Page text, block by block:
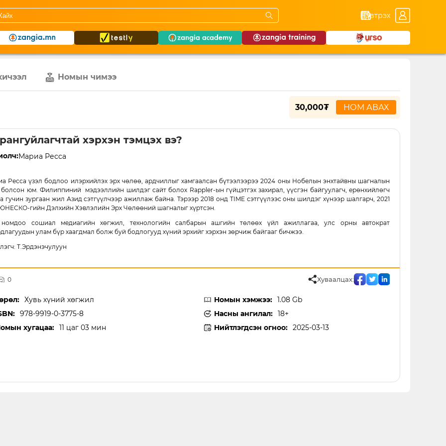
Нэвтрэх
Номын чимээ
30,000₮ НОМ АВАХ
хэрхэн тэмцэх вэ?
Мариа Ресса
Ресса үзэл бодлоо илэрхийлэх эрх чөлөө, ардчиллыг хамгаалсан бүтээлээрээ 2024 оны Нобелын энхтайвны шагналын
болсон юм. Филиппиний мэдээллийн шилдэг сайт болох Rappler-ын гүйцэтгэх захирал, үүсгэн байгуулагч, ерөнхийлөгч
гучин зургаан жил Азид сэтгүүлчээр ажиллаж байна. Тэрээр 2018 онд TIME сэтгүүлээс оны шилдэг хүнээр шалгарч, 2021
гийн Дэлхийн Хэвлэлийн Эрх Чөлөөний шагналыг хүртсэн.
сошиал медиагийн хөгжил, технологийн салбарын ашгийн төлөөх үйл ажиллагаа, улс орны автократ
улам бүр хаагдмал болж буй бодлогууд хүний эрхийг хэрхэн зөрчиж байгааг бичжээ.
Т.Эрдэнэчулуун
0 Хуваалцах:
Хувь хүний хөгжил Номын хэмжээ: 1.08 Gb
978-9919-0-3775-8 Насны ангилал: 18+
хугацаа: 11 цаг 03 мин Нийтлэгдсэн огноо: 2025-03-13